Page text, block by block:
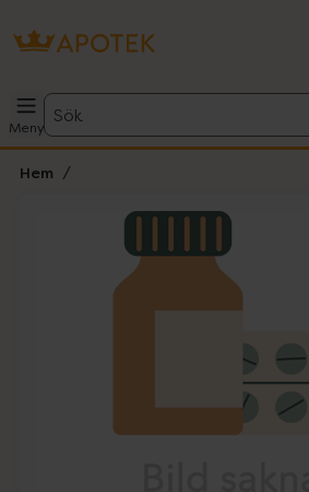
Meny
Sök
Hem
Lista: . Innehåller 1 objekt.